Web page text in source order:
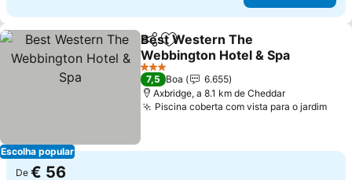
Escolha popular
PartilharAdicionar aos favoritos
Best Western The
Webbington Hotel & Spa
3 Estrelas
7,5 Boa
6.655
Axbridge, a 8.1 km de Cheddar
Piscina coberta com vista para o jardim
De € 56